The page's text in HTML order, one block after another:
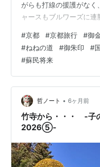
がらも打線の援護がな
ャースもブルワーズに連
過ぎの開始だったので、
いましたが、今回は見な
に目覚めた時、ドジャー
再度寝ました。 起床時
がSNSで確認出来まし
寂しいですが、勝利を聞
#京都 #京都旅行 #御
#ねねの道 #御朱印 #
#蘇民将来
哲ノート • 6ヶ月前
竹寺から・・・ -子
2026⑤-